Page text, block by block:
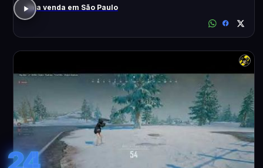
Já a venda em São Paulo